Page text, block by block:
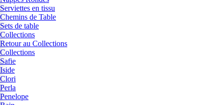
Serviettes en tissu
Chemins de Table
Sets de table
Collections
Retour au Collections
Collections
Safie
Iside
Clori
Perla
Penelope